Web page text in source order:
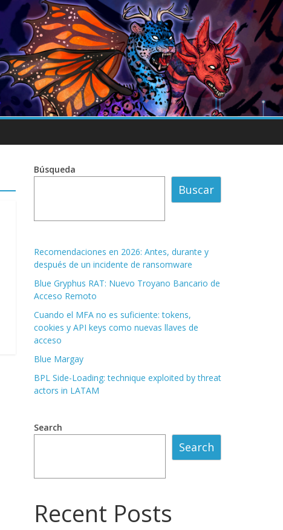
Búsqueda
Buscar
Recomendaciones en 2026: Antes, durante y
después de un incidente de ransomware
Blue Gryphus RAT: Nuevo Troyano Bancario de
Acceso Remoto
Cuando el MFA no es suficiente: tokens,
cookies y API keys como nuevas llaves de
acceso
Blue Margay
BPL Side-Loading: technique exploited by threat
actors in LATAM
Search
Search
Recent Posts